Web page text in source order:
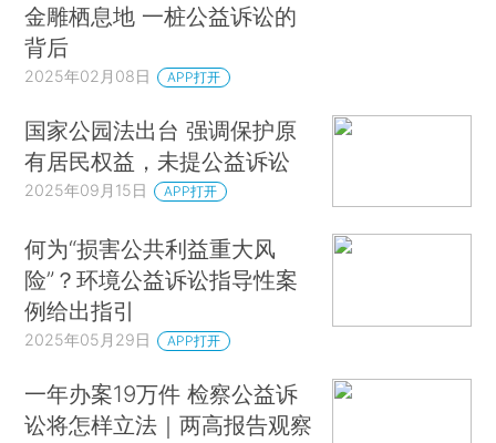
金雕栖息地 一桩公益诉讼的
背后
2025年02月08日 APP打开
国家公园法出台 强调保护原
有居民权益，未提公益诉讼
2025年09月15日 APP打开
何为“损害公共利益重大风
险”？环境公益诉讼指导性案
例给出指引
2025年05月29日 APP打开
一年办案19万件 检察公益诉
讼将怎样立法｜两高报告观察